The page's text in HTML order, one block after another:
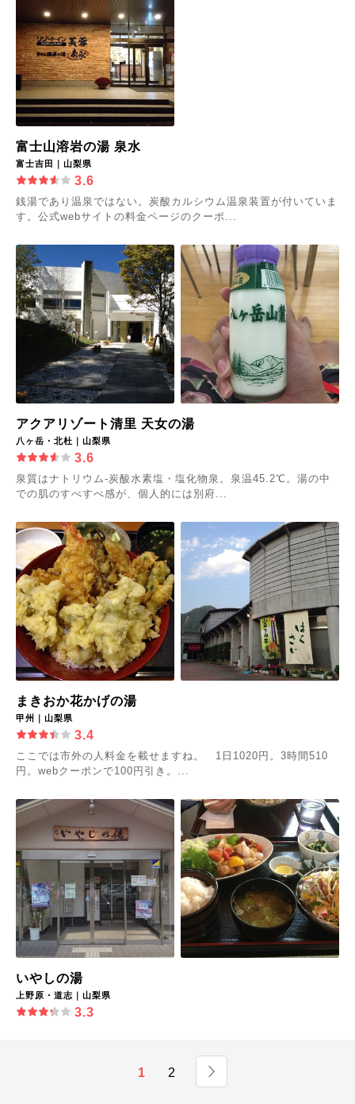
富士山溶岩の湯 泉水
富士吉田｜山梨県
3.6
銭湯であり温泉ではない。炭酸カルシウム温泉装置が付いていま
す。公式webサイトの料金ページのクーポ...
アクアリゾート清里 天女の湯
八ヶ岳・北杜｜山梨県
3.6
泉質はナトリウム-炭酸水素塩・塩化物泉。泉温45.2℃。湯の中
での肌のすべすべ感が、個人的には別府...
まきおか花かげの湯
甲州｜山梨県
3.4
ここでは市外の人料金を載せますね。 1日1020円。3時間510
円。webクーポンで100円引き。...
いやしの湯
上野原・道志｜山梨県
3.3
1 2